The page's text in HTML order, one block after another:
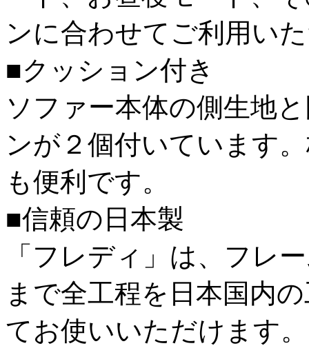
ンに合わせてご利用い
■クッション付き
ソファー本体の側生地
ンが２個付いています
も便利です。
■信頼の日本製
「フレディ」は、フレ
まで全工程を日本国内
てお使いいただけます。